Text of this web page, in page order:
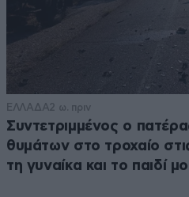
ΕΛΛΑΔΑ2 ω. πριν
Συντετριμμένος ο
θυμάτων στο τροχαίο
τη γυναίκα και το παιδί